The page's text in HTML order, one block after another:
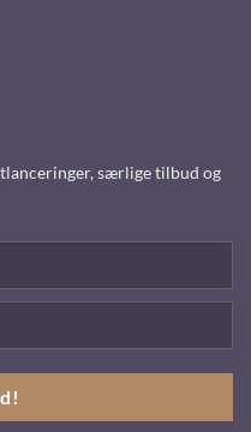
særlige tilbud og